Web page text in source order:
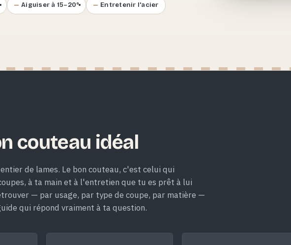
Aiguiser à 15–20° Entretenir l'acier
couteau idéal
de lames. Le bon couteau, c'est celui qui
à ta main et à l'entretien que tu es prêt à lui
— par usage, par type de coupe, par matière —
qui répond vraiment à ta question.